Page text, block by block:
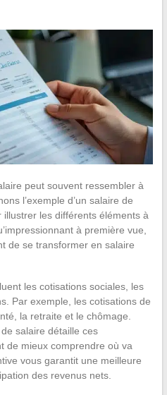
peut souvent ressembler à
l’exemple d’un salaire de
les différents éléments à
à première vue,
de se transformer en salaire
les cotisations sociales, les
Par exemple, les cotisations de
la retraite et le chômage.
salaire détaille ces
de mieux comprendre où va
vous garantit une meilleure
des revenus nets.